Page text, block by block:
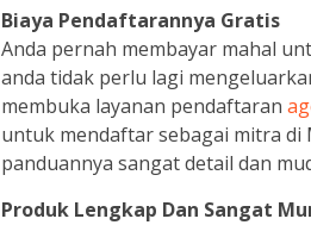
Biaya Pendaftarannya Gratis
Anda pernah membayar mahal
anda tidak perlu lagi
membuka layanan pendaftaran
untuk mendaftar sebagai mitra di
panduannya sangat detail dan
Produk Lengkap Dan Sangat